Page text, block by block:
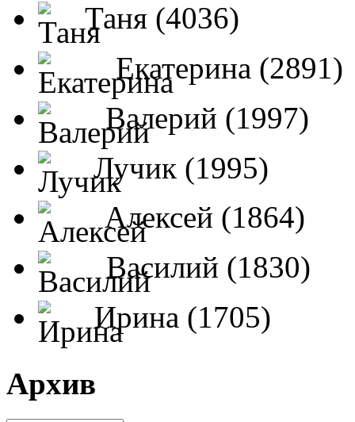
Таня (4036)
Екатерина (2891)
Валерий (1997)
Лучик (1995)
Алексей (1864)
Василий (1830)
Ирина (1705)
Архив